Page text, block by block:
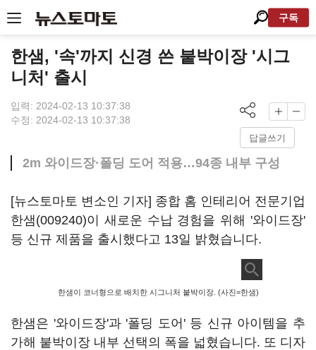
구독
한샘, '속'까지 신경 쓴 붙박이장 '시그
니처' 출시
입력: 2024-02-13 10:37:38
수정: 2024-02-13 10:37:38
답글쓰기
2m 와이드장·폴딩 도어 적용…94종 내부 구성
[뉴스토마토 변소인 기자] 종합 홈 인테리어 전문기업
한샘(009240)이 새로운 수납 경험을 위해 '와이드장'
등 신규 제품을 출시했다고 13일 밝혔습니다.
한샘이 코너형으로 배치한 시그니처 붙박이장. (사진=한샘)
한샘은 '와이드장'과 '폴딩 도어' 등 신규 아이템을 추
가해 붙박이장 내부 선택의 폭을 넓혔습니다. 또 디자